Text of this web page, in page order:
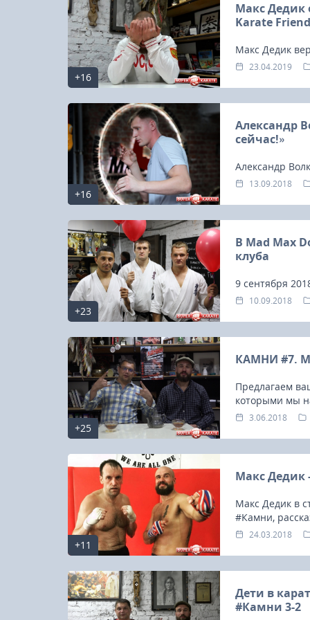
+16
Макс Дедик
Karate
Макс Дедик
International
23.04.2019
+16
Александр
сейчас!»
Александр
13.09.2018
+23
В Mad Max
клуба
9 сентября
Макса Дедика,
10.09.2018
+25
КАМНИ #7.
Предлагаем
которыми мы
3.06.2018
+11
Макс Дедик
Макс Дедик в
#Камни,
тренировках в
24.03.2018
Дети в
#Камни 3-2